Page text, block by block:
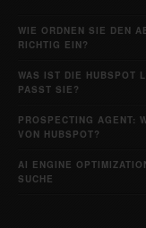
WIE ORDNEN SIE DEN
RICHTIG EIN?
WAS IST DIE HUBSPOT
PASST SIE?
PROSPECTING AGENT:
VON HUBSPOT?
AI ENGINE
SUCHE